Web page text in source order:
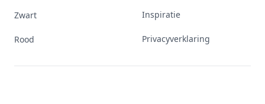
Zwart
Rood
Inspiratie
Privacyverklaring